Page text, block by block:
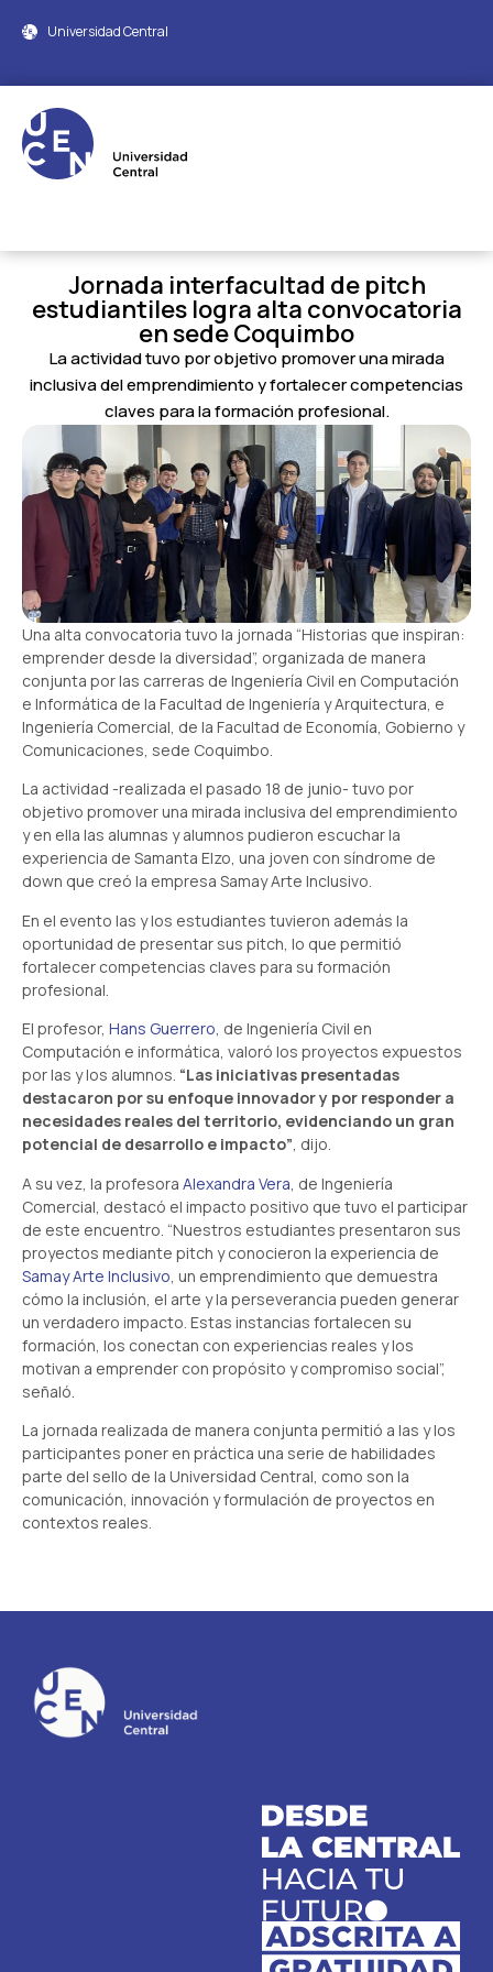
Universidad Central
Jornada interfacultad de pitch
estudiantiles logra alta convocatoria
en sede Coquimbo
La actividad tuvo por objetivo promover una mirada
inclusiva del emprendimiento y fortalecer competencias
claves para la formación profesional.
Una alta convocatoria tuvo la jornada “Historias que inspiran:
emprender desde la diversidad”, organizada de manera
conjunta por las carreras de Ingeniería Civil en Computación
e Informática de la Facultad de Ingeniería y Arquitectura, e
Ingeniería Comercial, de la Facultad de Economía, Gobierno y
Comunicaciones, sede Coquimbo.
La actividad -realizada el pasado 18 de junio- tuvo por
objetivo promover una mirada inclusiva del emprendimiento
y en ella las alumnas y alumnos pudieron escuchar la
experiencia de Samanta Elzo, una joven con síndrome de
down que creó la empresa Samay Arte Inclusivo.
En el evento las y los estudiantes tuvieron además la
oportunidad de presentar sus pitch, lo que permitió
fortalecer competencias claves para su formación
profesional.
El profesor, Hans Guerrero, de Ingeniería Civil en
Computación e informática, valoró los proyectos expuestos
por las y los alumnos. “Las iniciativas presentadas
destacaron por su enfoque innovador y por responder a
necesidades reales del territorio, evidenciando un gran
potencial de desarrollo e impacto”, dijo.
A su vez, la profesora Alexandra Vera , de Ingeniería
Comercial, destacó el impacto positivo que tuvo el participar
de este encuentro. “Nuestros estudiantes presentaron sus
proyectos mediante pitch y conocieron la experiencia de
Samay Arte Inclusivo , un emprendimiento que demuestra
cómo la inclusión, el arte y la perseverancia pueden generar
un verdadero impacto. Estas instancias fortalecen su
formación, los conectan con experiencias reales y los
motivan a emprender con propósito y compromiso social”,
señaló.
La jornada realizada de manera conjunta permitió a las y los
participantes poner en práctica una serie de habilidades
parte del sello de la Universidad Central, como son la
comunicación, innovación y formulación de proyectos en
contextos reales.